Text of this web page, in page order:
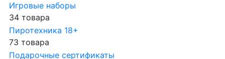
Игровые наборы
34 товара
Пиротехника 18+
73 товара
Подарочные сертификаты